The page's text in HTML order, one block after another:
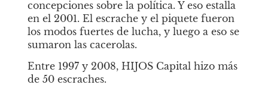
concepciones sobre la política. Y eso estalla
en el 2001. El escrache y el piquete fueron
los modos fuertes de lucha, y luego a eso se
sumaron las cacerolas.
Entre 1997 y 2008, HIJOS Capital hizo más
de 50 escraches.